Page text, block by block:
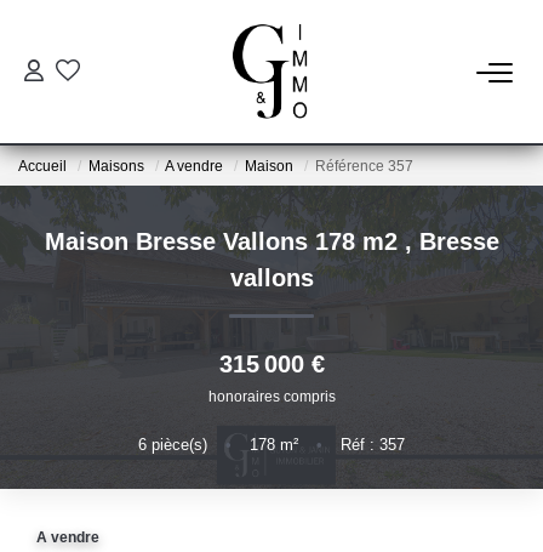
ESTIMER
ACHETER
BIENS VENDUS
Qui Sommes Nous
Notre Équipe
Accueil Maisons A vendre Maison Référence 357
Maison Bresse Vallons 178 m2 , Bresse
vallons
315 000 €
honoraires compris
6 pièce(s) • 178 m² • Réf : 357
A vendre